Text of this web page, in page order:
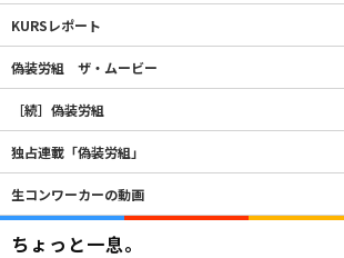
KURSレポート
偽装労組 ザ・ムービー
［続］偽装労組
独占連載「偽装労組」
生コンワーカーの動画
ちょっと一息。